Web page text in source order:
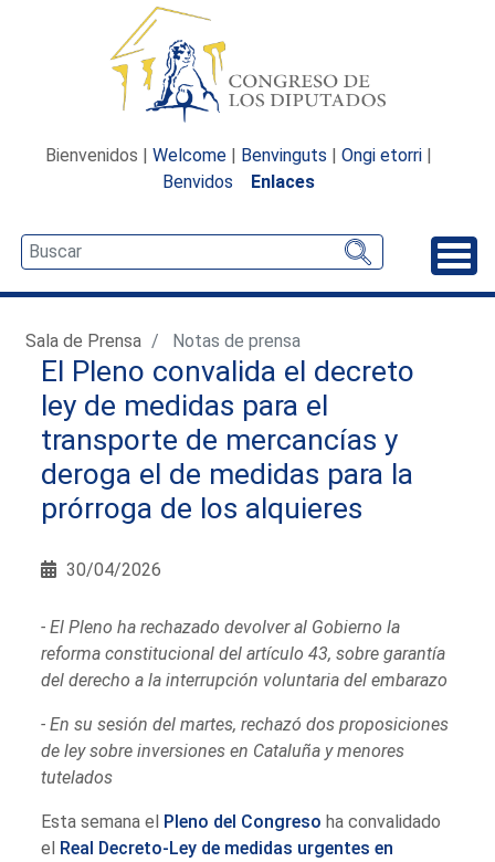
Bienvenidos | Welcome | Benvinguts | Ongi etorri |
Benvidos
Enlaces
Sala de Prensa Notas de prensa
El Pleno convalida el decreto
ley de medidas para el
transporte de mercancías y
deroga el de medidas para la
prórroga de los alquieres
30/04/2026
- El Pleno ha rechazado devolver al Gobierno la
reforma constitucional del artículo 43, sobre garantía
del derecho a la interrupción voluntaria del embarazo
- En su sesión del martes, rechazó dos proposiciones
de ley sobre inversiones en Cataluña y menores
tutelados
Esta semana el Pleno del Congreso ha convalidado
el Real Decreto-Ley de medidas urgentes en